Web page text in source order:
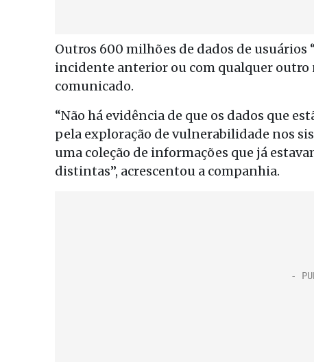
Outros 600 milhões de dados de
incidente anterior ou com qualquer outro
comunicado.
“Não há evidência de que os dados que
pela exploração de vulnerabilidade nos
uma coleção de informações que já
distintas”, acrescentou a companhia.